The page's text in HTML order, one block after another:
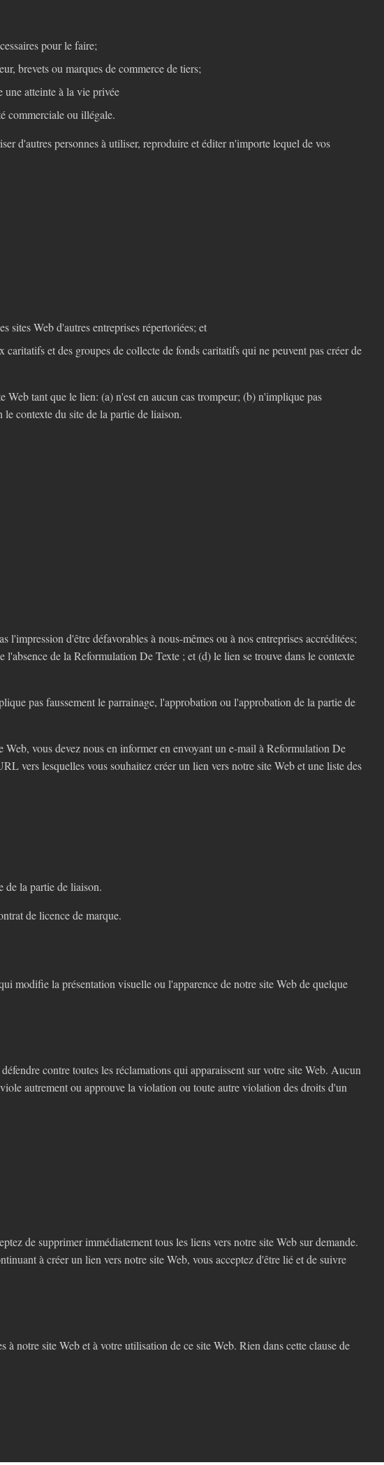
pour le faire;
brevets ou marques de commerce de tiers;
atteinte à la vie privée
commerciale ou illégale.
d'autres personnes à utiliser, reproduire et éditer n'importe lequel de vos
sites Web d'autres entreprises répertoriées; et
et des groupes de collecte de fonds caritatifs qui ne peuvent pas créer de
Web tant que le lien: (a) n'est en aucun cas trompeur; (b) n'implique pas
contexte du site de la partie de liaison.
d'être défavorables à nous-mêmes ou à nos entreprises accréditées;
de la Reformulation De Texte ; et (d) le lien se trouve dans le contexte
pas faussement le parrainage, l'approbation ou l'approbation de la partie de
Web, vous devez nous en informer en envoyant un e-mail à Reformulation De
vers lesquelles vous souhaitez créer un lien vers notre site Web et une liste des
de la partie de liaison.
de licence de marque.
modifie la présentation visuelle ou l'apparence de notre site Web de quelque
contre toutes les réclamations qui apparaissent sur votre site Web. Aucun
autrement ou approuve la violation ou toute autre violation des droits d'un
de supprimer immédiatement tous les liens vers notre site Web sur demande.
à créer un lien vers notre site Web, vous acceptez d'être lié et de suivre
notre site Web et à votre utilisation de ce site Web. Rien dans cette clause de